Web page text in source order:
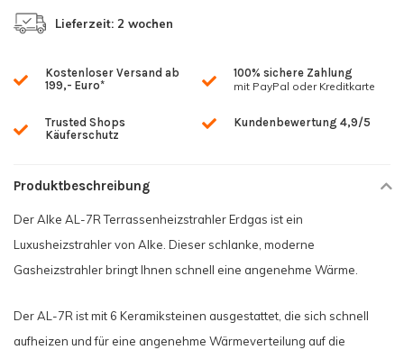
Lieferzeit: 2 wochen
Kostenloser Versand ab
199,- Euro*
100% sichere Zahlung
mit PayPal oder Kreditkarte
Trusted Shops
Käuferschutz
Kundenbewertung 4,9/5
Produktbeschreibung
Der Alke AL-7R Terrassenheizstrahler Erdgas ist ein
Luxusheizstrahler von Alke. Dieser schlanke, moderne
Gasheizstrahler bringt Ihnen schnell eine angenehme Wärme.
Der AL-7R ist mit 6 Keramiksteinen ausgestattet, die sich schnell
aufheizen und für eine angenehme Wärmeverteilung auf die